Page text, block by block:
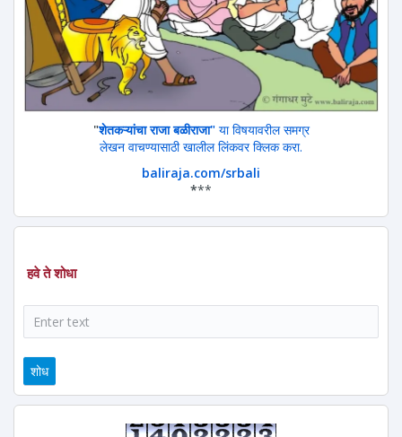
"शेतकऱ्यांचा राजा बळीराजा"या विषयावरील समग्र
लेखन वाचण्यासाठी खालील लिंकवर क्लिक करा.
baliraja.com/srbali
***
हवे ते शोधा
शोध